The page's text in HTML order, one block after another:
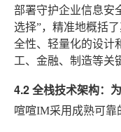
部署守护企业信息安
选择”，精准地概括
全性、轻量化的设计
工、金融、制造等关
4.2 全栈技术架构：
喧喧IM采用成熟可靠